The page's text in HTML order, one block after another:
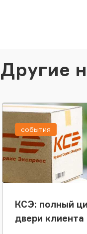
Другие
КСЭ: полный
двери клиента
события